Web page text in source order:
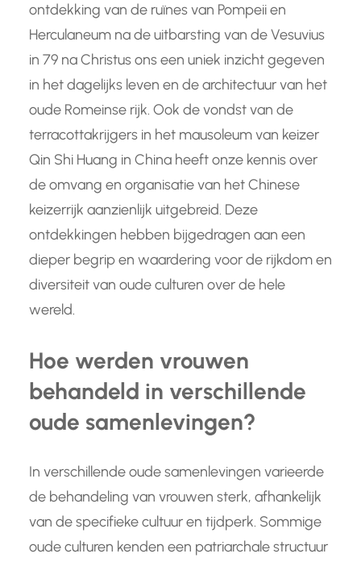
ontdekking van de ruïnes van Pompeii en
Herculaneum na de uitbarsting van de Vesuvius
in 79 na Christus ons een uniek inzicht gegeven
in het dagelijks leven en de architectuur van het
oude Romeinse rijk. Ook de vondst van de
terracottakrijgers in het mausoleum van keizer
Qin Shi Huang in China heeft onze kennis over
de omvang en organisatie van het Chinese
keizerrijk aanzienlijk uitgebreid. Deze
ontdekkingen hebben bijgedragen aan een
dieper begrip en waardering voor de rijkdom en
diversiteit van oude culturen over de hele
wereld.
Hoe werden vrouwen
behandeld in verschillende
oude samenlevingen?
In verschillende oude samenlevingen varieerde
de behandeling van vrouwen sterk, afhankelijk
van de specifieke cultuur en tijdperk. Sommige
oude culturen kenden een patriarchale structuur